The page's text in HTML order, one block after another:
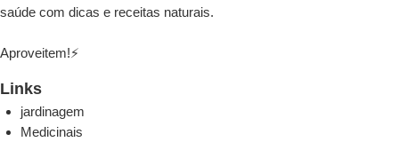
saúde com dicas e receitas naturais.
Aproveitem!⚡
Links
jardinagem
Medicinais